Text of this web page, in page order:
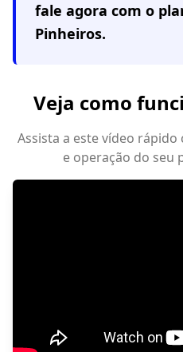
fale agora com o
Pinheiros.
Veja como
Assista a este vídeo
e operação do seu